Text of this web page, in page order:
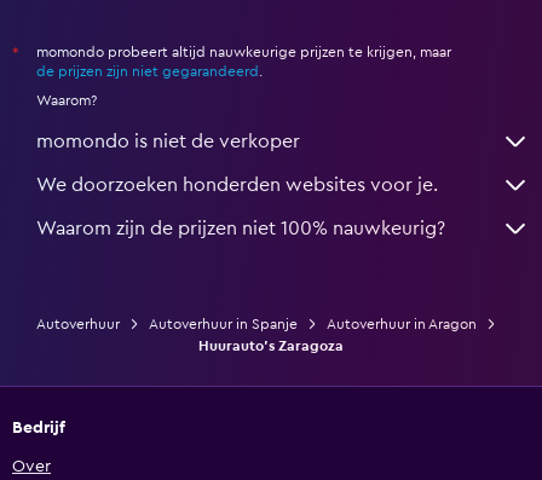
*
momondo probeert altijd nauwkeurige prijzen te krijgen, maar
de prijzen zijn niet gegarandeerd
Waarom?
momondo is niet de verkoper
We doorzoeken honderden websites voor je.
Waarom zijn de prijzen niet 100% nauwkeurig?
Autoverhuur Autoverhuur in Spanje
Autoverhuur in Aragon
Huurauto's Zaragoza
Bedrijf
Over